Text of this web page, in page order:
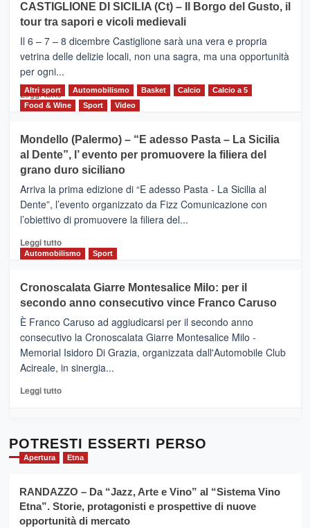
MOIO
ALCANTARA
–
Vivicittà,
alla
scoperta
del
territorio,
e
messaggi
di
CASTIGLIONE DI SICILIA (Ct) – Il Borgo del Gusto, il
tour tra sapori e vicoli medievali
Il 6 – 7 – 8 dicembre Castiglione sarà una vera e propria
vetrina delle delizie locali, non una sagra, ma una opportunità
per ogni...
Leggi tuttoLeggi
di
CASTIGLIONE
DI
SICILIA
(Ct)
–
Il
Borgo
Gusto,
il
tra
sapori
vicoli
medievali
Altri sport Automobilismo Basket Calcio
Calcio a 5
Food & Wine
Sport Video
Mondello (Palermo) – “E adesso Pasta – La Sicilia
al Dente”, l’ evento per promuovere la filiera del
grano duro siciliano
Arriva la prima edizione di “E adesso Pasta - La Sicilia al
Dente”, l’evento organizzato da Fizz Comunicazione con
l’obiettivo di promuovere la filiera del...
Leggi tuttoLeggi
di
Mondello
(Palermo)
–
“E
adesso
Pasta
–
Sicilia
l’
evento
per
la
filiera
del
Automobilismo Sport
Cronoscalata Giarre Montesalice Milo: per il
secondo anno consecutivo vince Franco Caruso
È Franco Caruso ad aggiudicarsi per il secondo anno
consecutivo la Cronoscalata Giarre Montesalice Milo -
Memorial Isidoro Di Grazia, organizzata dall'Automobile Club
Acireale, in sinergia...
Leggi tuttoLeggi
Cronoscalata
Giarre
Montesalice
per
il
secondo
POTRESTI ESSERTI PERSO
Apertura Etna
RANDAZZO – Da “Jazz, Arte e Vino” al “Sistema Vino
Etna”. Storie, protagonisti e prospettive di nuove
opportunità di mercato